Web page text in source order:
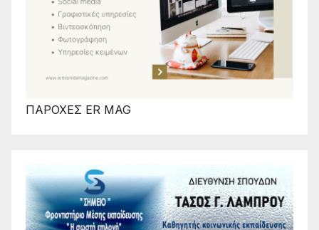
ΠΑΡΟΧΕΣ ER MAG